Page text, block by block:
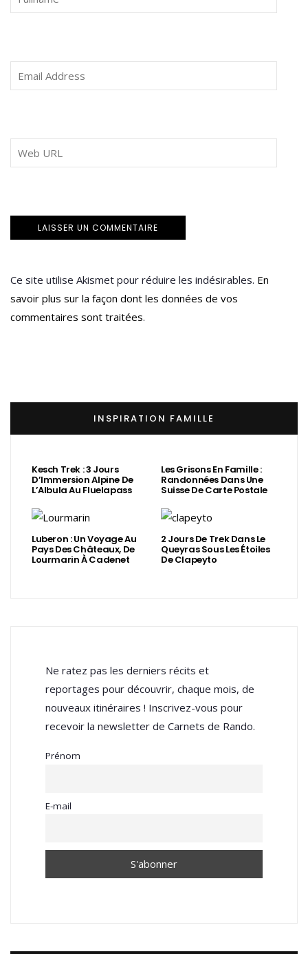
Ce site utilise Akismet pour réduire les indésirables. En
savoir plus sur la façon dont les données de vos
commentaires sont traitées.
INSPIRATION FAMILLE
Kesch Trek : 3 Jours
D’Immersion Alpine De
L’Albula Au Fluelapass
Les Grisons En Famille :
Randonnées Dans Une
Suisse De Carte Postale
Luberon : Un Voyage Au
Pays Des Châteaux, De
Lourmarin À Cadenet
2 Jours De Trek Dans Le
Queyras Sous Les Étoiles
De Clapeyto
Ne ratez pas les derniers récits et
reportages pour découvrir, chaque mois, de
nouveaux itinéraires ! Inscrivez-vous pour
recevoir la newsletter de Carnets de Rando.
Prénom
E-mail